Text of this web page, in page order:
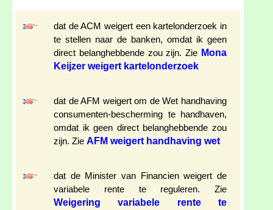
dat de ACM weigert een kartelonderzoek in
te stellen naar de banken, omdat ik geen
direct belanghebbende zou zijn. Zie Mona
Keijzer weigert kartelonderzoek
dat de AFM weigert om de Wet handhaving
consumenten-bescherming te handhaven,
omdat ik geen direct belanghebbende zou
zijn. Zie AFM weigert handhaving wet
dat de Minister van Financien weigert de
variabele rente te reguleren. Zie
Weigering variabele rente te